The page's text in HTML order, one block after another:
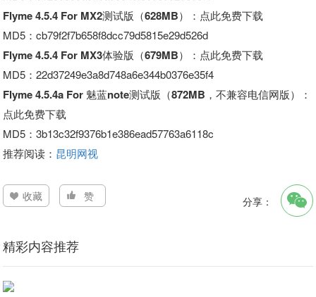
Flyme 4.5.4 For MX2测试版（628MB）
：点此免费下载
MD5：cb79f2f7b658f8dcc79d5815e29d526d
Flyme 4.5.4 For MX3体验版（679MB）
：点此免费下载
MD5：22d37249e3a8d748a6e344b0376e35f4
Flyme 4.5.4a For 魅蓝note测试版（872MB，不兼容电信网版）
：
点此免费下载
MD5：3b13c32f9376b1e386ead57763a6118c
推荐阅读： 昆明网视
收藏 赞 分享：
精彩内容推荐